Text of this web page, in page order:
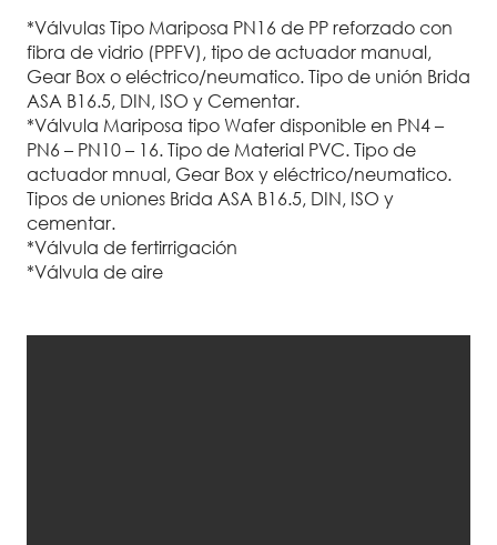
*Válvulas Tipo Mariposa PN16 de PP reforzado con
fibra de vidrio (PPFV), tipo de actuador manual,
Gear Box o eléctrico/neumatico. Tipo de unión Brida
ASA B16.5, DIN, ISO y Cementar.
*Válvula Mariposa tipo Wafer disponible en PN4 –
PN6 – PN10 – 16. Tipo de Material PVC. Tipo de
actuador mnual, Gear Box y eléctrico/neumatico.
Tipos de uniones Brida ASA B16.5, DIN, ISO y
cementar.
*Válvula de fertirrigación
*Válvula de aire